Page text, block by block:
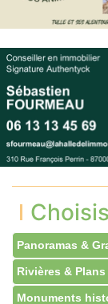
Panoramas &
Rivières & Plans
Monuments